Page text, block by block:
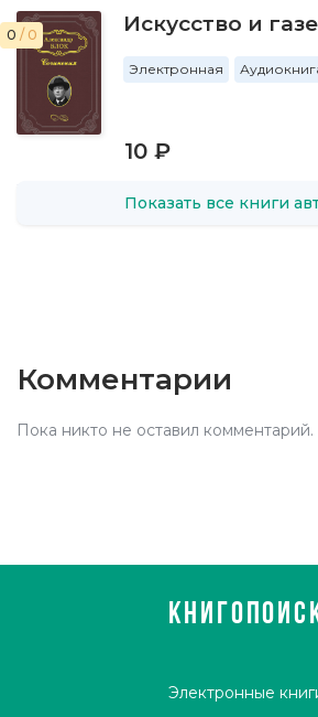
0 / 0 Искусство и
Электронная
10 ₽
Показать все книги
Комментарии
Пока никто не оставил
Электронные